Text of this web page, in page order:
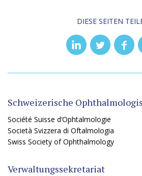
DIESE SEITEN
Schweizerische
Société Suisse d‘Ophtalmologie
Società Svizzera di Oftalmologia
Swiss Society of Ophthalmology
Verwaltungssekretariat